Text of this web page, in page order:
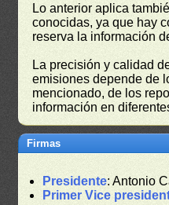
Lo anterior aplica
conocidas, ya que hay
reserva la información
La precisión y calidad
emisiones depende de
mencionado, de los
información en
Firmas
Presidente: Antonio
Primer Vice